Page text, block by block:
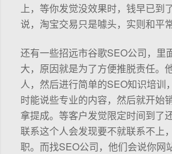
上，等你发觉没效果时，钱早已到
说，淘宝交易只是噱头，实则和平
还有一些招远市谷歌SEO公司，里
大，原因就是为了方便推脱责任。
人，然后进行简单的SEO知识培训
时能说些专业的内容，然后就开始
拿提成。等客户发觉限定时间到了
联系这个人会发现要不就联系不上
职。而找SEO公司，他们会说你网